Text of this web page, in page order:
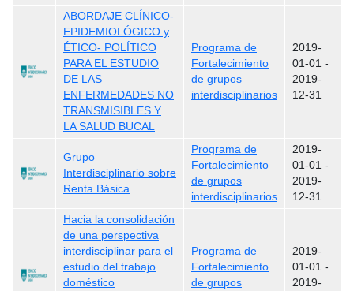
ABORDAJE CLÍNICO-
EPIDEMIOLÓGICO y
ÉTICO- POLÍTICO
PARA EL ESTUDIO
DE LAS
ENFERMEDADES NO
TRANSMISIBLES Y
LA SALUD BUCAL
Programa de
Fortalecimiento
de grupos
interdisciplinarios
2019-
01-01 -
2019-
12-31
Grupo
Interdisciplinario sobre
Renta Básica
Programa de
Fortalecimiento
de grupos
interdisciplinarios
2019-
01-01 -
2019-
12-31
Hacia la consolidación
de una perspectiva
interdisciplinar para el
estudio del trabajo
doméstico
Programa de
Fortalecimiento
de grupos
2019-
01-01 -
2019-